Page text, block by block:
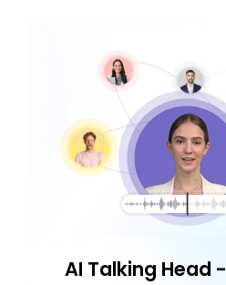
AI Talking Head -